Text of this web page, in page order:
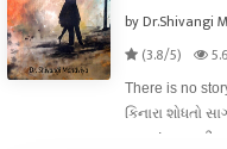
by Dr.Shivangi
(3.8/5)
There is no
કિનારા શોધતો
સાગર! સાગરની